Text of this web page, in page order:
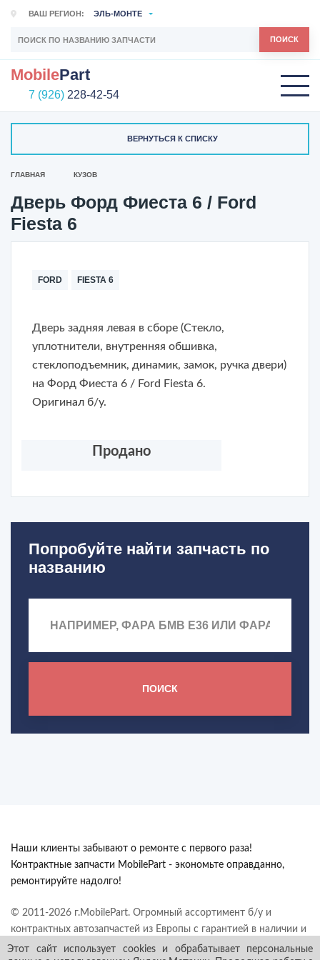
ВАШ РЕГИОН: ЭЛЬ-МОНТЕ
ПОИСК
MobilePart
7 (926) 228-42-54
ВЕРНУТЬСЯ К СПИСКУ
ГЛАВНАЯ КУЗОВ
Дверь Форд Фиеста 6 / Ford
Fiesta 6
FORD FIESTA 6
Дверь задняя левая в сборе (Стекло,
уплотнители, внутренняя обшивка,
стеклоподъемник, динамик, замок, ручка двери)
на Форд Фиеста 6 / Ford Fiesta 6.
Оригинал б/у.
Продано
Попробуйте найти запчасть по
названию
ПОИСК
Наши клиенты забывают о ремонте с первого раза!
Контрактные запчасти MobilePart - экономьте оправданно,
ремонтируйте надолго!
© 2011-2026 г.MobilePart. Огромный ассортимент б/у и
контрактных автозапчастей из Европы с гарантией в наличии и
под заказ. Все права защищены.
Этот сайт использует cookies и обрабатывает персональные